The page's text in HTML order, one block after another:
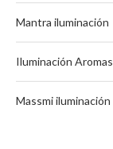
Mantra iluminación
Iluminación Aromas
Massmi iluminación